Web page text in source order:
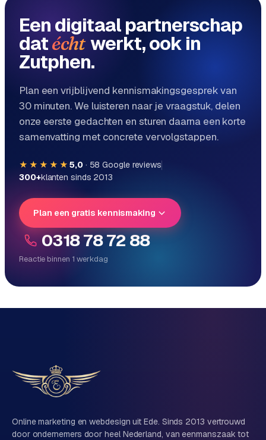
a
i
l
m
l
t
i
s
o
e
Een digitaal partnerschap
datécht werkt, ook in
Zutphen.
Plan een vrijblijvend kennismakingsgesprek van
30 minuten. We luisteren naar je vraagstuk, delen
onze eerste gedachten en sturen daarna een korte
samenvatting met concrete vervolgstappen.
★★★★★ 5,0· 58 Google reviews
300+klanten sinds 2013
Plan een gratis kennismaking
0318 78 72 88
Reactie binnen 1 werkdag
Direct persoonlijk contact, geen ticketsysteem
Vertel ons over je project
Naam
Online marketing en webdesign uit Ede. Sinds 2013 vertrouwd
door ondernemers door heel Nederland, van eenmanszaak tot